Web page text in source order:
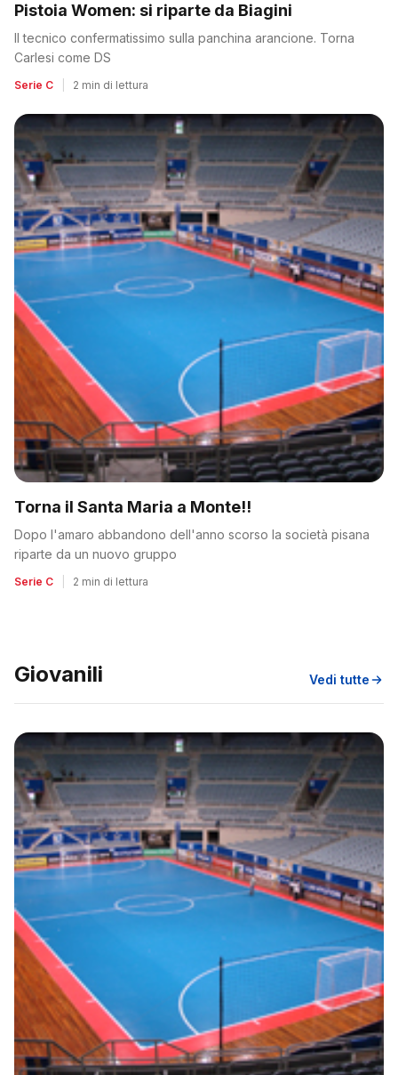
Pistoia Women: si riparte da Biagini
Il tecnico confermatissimo sulla panchina arancione. Torna
Carlesi come DS
Serie C 2 min di lettura
Torna il Santa Maria a Monte!!
Dopo l'amaro abbandono dell'anno scorso la società pisana
riparte da un nuovo gruppo
Serie C 2 min di lettura
Giovanili Vedi tutte